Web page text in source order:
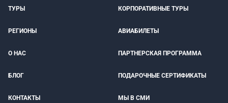
ТУРЫ КОРПОРАТИВНЫЕ ТУРЫ
РЕГИОНЫ АВИАБИЛЕТЫ
О НАС ПАРТНЕРСКАЯ ПРОГРАММА
БЛОГ ПОДАРОЧНЫЕ СЕРТИФИКАТЫ
КОНТАКТЫ МЫ В СМИ